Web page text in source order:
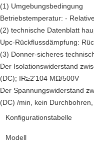
(1) Umgebungsbedingung
Betriebstemperatur: -
(2) technische Datenblatt
Upc-Rückflussdämpfung:
(3) Donner-sicheres
Der Isolationswiderstand
(DC); IR≥2'104 MΩ/500V
Der Spannungswiderstand
(DC) /min, kein
Konfigurationstabelle
Modell